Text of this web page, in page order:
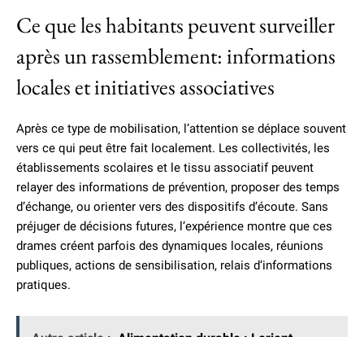
Ce que les habitants peuvent surveiller
après un rassemblement: informations
locales et initiatives associatives
Après ce type de mobilisation, l’attention se déplace souvent
vers ce qui peut être fait localement. Les collectivités, les
établissements scolaires et le tissu associatif peuvent
relayer des informations de prévention, proposer des temps
d’échange, ou orienter vers des dispositifs d’écoute. Sans
préjuger de décisions futures, l’expérience montre que ces
drames créent parfois des dynamiques locales, réunions
publiques, actions de sensibilisation, relais d’informations
pratiques.